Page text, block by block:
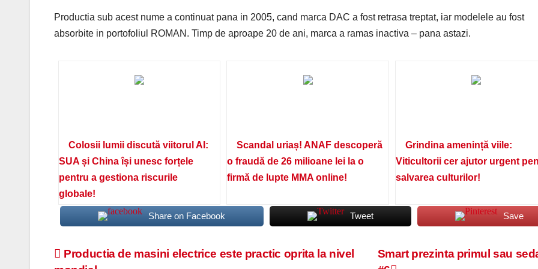
Productia sub acest nume a continuat pana in 2005, cand marca DAC a fost retrasa treptat, iar modelele au fost
absorbite in portofoliul ROMAN. Timp de aproape 20 de ani, marca a ramas inactiva – pana astazi.
Colosii lumii discută viitorul AI:
SUA și China își unesc forțele
pentru a gestiona riscurile
globale!
Scandal uriaș! ANAF descoperă
o fraudă de 26 milioane lei la o
firmă de lupte MMA online!
Grindina amenință viile:
Viticultorii cer ajutor urgent
salvarea culturilor!
Share on Facebook Tweet Save
Navigare
Smart prezinta primul sau
Productia de masini electrice este practic oprita la nivel